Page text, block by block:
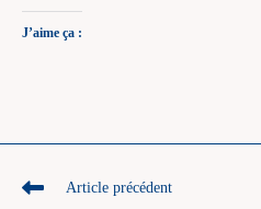
J’aime ça :
Read
Article précédent